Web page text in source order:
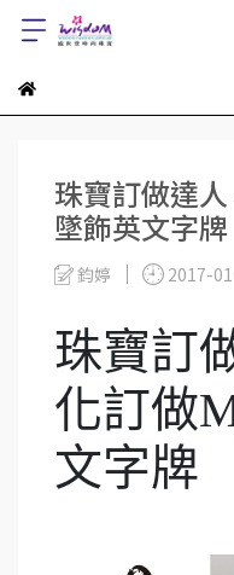
珠寶訂做達
墜飾英文字牌
鈞婷 2017-
珠寶訂
化訂做
文字牌